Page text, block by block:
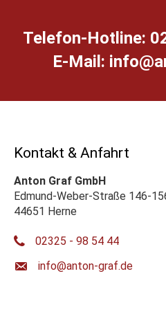
Telefon-Hotline:
E-Mail:
Kontakt & Anfahrt
Anton Graf GmbH
Edmund-Weber-Straße 146-
44651 Herne
02325 - 98 54 44
ed.farg-notna@ofni